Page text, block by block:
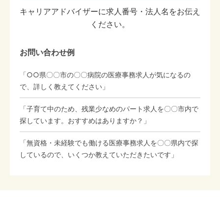
キャリアアドバイザーに求人番号・法人名をお伝え
ください。
お問い合わせ例
「○○県〇〇市の〇〇病院の医療事務求人が気になるの
で、詳しく教えてください」
「子育て中のため、残業少なめのパート求人を〇〇市内で
探しています。おすすめはありますか？」
「無資格・未経験でも働ける医療事務求人を〇〇県内で探
しているので、いくつか教えていただきたいです」